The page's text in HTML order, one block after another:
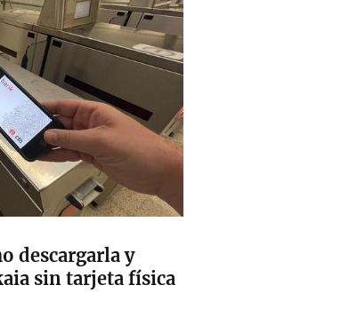
descargarla y
sin tarjeta física